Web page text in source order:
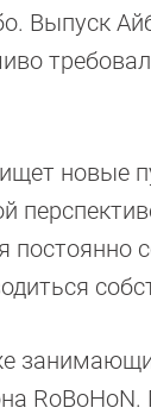
Выпуск
новые
постоянно